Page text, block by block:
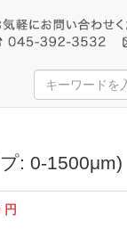
: 0-1500μm)
円